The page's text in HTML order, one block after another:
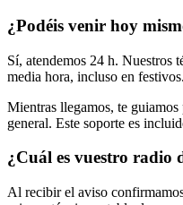
¿Podéis venir hoy
Sí, atendemos 24 h. Nuestros
media hora, incluso en festivos.
Mientras llegamos, te
general. Este soporte es
¿Cuál es vuestro radio
Al recibir el aviso